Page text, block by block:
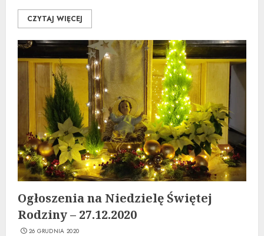
CZYTAJ WIĘCEJ
Ogłoszenia na Niedzielę Świętej
Rodziny – 27.12.2020
26 GRUDNIA 2020